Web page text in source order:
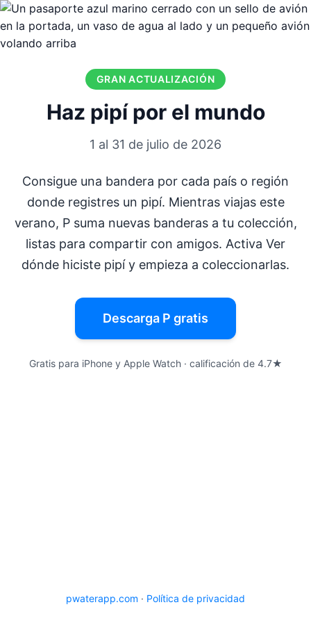
GRAN ACTUALIZACIÓN
Haz pipí por el mundo
1 al 31 de julio de 2026
Consigue una bandera por cada país o región
donde registres un pipí. Mientras viajas este
verano, P suma nuevas banderas a tu colección,
listas para compartir con amigos. Activa Ver
dónde hiciste pipí y empieza a coleccionarlas.
Descarga P gratis
Gratis para iPhone y Apple Watch · calificación de 4.7★
pwaterapp.com · Política de privacidad